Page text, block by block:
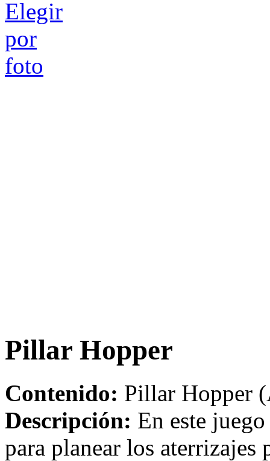
Pillar Hopper
Contenido: Pillar Hopper
Descripción: En este
para planear los aterrizajes